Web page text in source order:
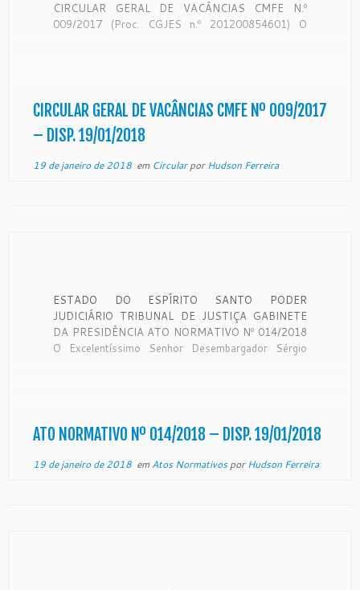
CIRCULAR GERAL DE VACÂNCIAS CMFE N.º
009/2017 (Proc. CGJES n.º 201200854601) O
Justiça é […]
CIRCULAR GERAL DE VACÂNCIAS CMFE Nº 009/2017
– DISP. 19/01/2018
19 de janeiro de 2018em CircularporHudson Ferreira
ESTADO DO ESPÍRITO SANTO PODER
JUDICIÁRIO TRIBUNAL DE JUSTIÇA GABINETE
DA PRESIDÊNCIA ATO NORMATIVO Nº 014/2018
O Excelentíssimo Senhor Desembargador Sérgio
ATO NORMATIVO Nº 014/2018 – DISP. 19/01/2018
19 de janeiro de 2018em Atos NormativosporHudson Ferreira